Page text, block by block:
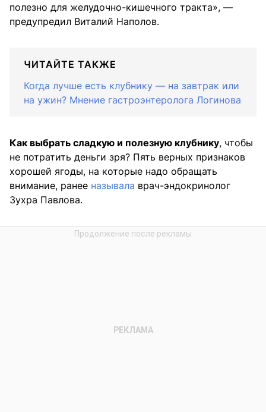
полезно для желудочно-кишечного тракта», —
предупредил Виталий Наполов.
ЧИТАЙТЕ ТАКЖЕ
Когда лучше есть клубнику — на завтрак или
на ужин? Мнение гастроэнтеролога Логинова
Как выбрать сладкую и полезную клубнику, чтобы
не потратить деньги зря? Пять верных признаков
хорошей ягоды, на которые надо обращать
внимание, ранее называла врач-эндокринолог
Зухра Павлова.